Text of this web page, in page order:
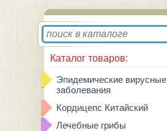
Каталог товаров:
Эпидемические вирусные
заболевания
Кордицепс Китайский
Лечебные грибы